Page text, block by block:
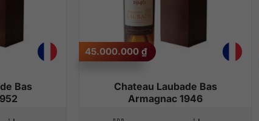
thêm chút đá lạnh, làm rượu lạnh ở mức 15 – 18 độ C
có hương vị nhẹ nhàng như sushi, sashimi, salad, bánh ngọt,
Bas
Chateau Laubade Bas
Armagnac 1946
45.000.000 ₫